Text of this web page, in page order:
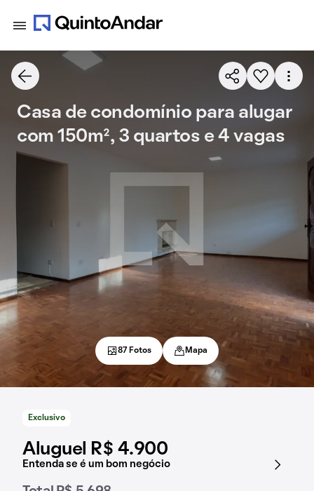
Exclusivo
Aluguel R$ 4.900
Entenda se é um bom negócio
Casa de condomínio para alugar
com 150m², 3 quartos e 4 vagas
87 Fotos Mapa